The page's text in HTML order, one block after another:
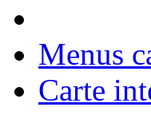
Menus
Carte